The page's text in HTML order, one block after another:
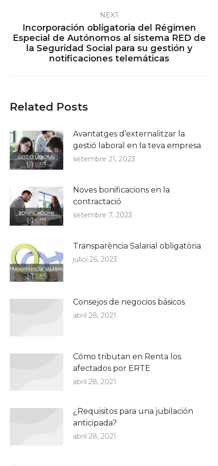
NEXT
Next
post:
Incorporación obligatoria del Régimen
Especial de Autónomos al sistema RED de
la Seguridad Social para su gestión y
notificaciones telemáticas
Related Posts
Avantatges d’externalitzar la
gestió laboral en la teva empresa
setembre 21, 2023
Noves bonificacions en la
contractació
setembre 7, 2023
Transparència Salarial obligatòria
juliol 26, 2023
Consejos de negocios básicos
abril 28, 2021
Cómo tributan en Renta los
afectados por ERTE
abril 28, 2021
¿Requisitos para una jubilación
anticipada?
abril 28, 2021